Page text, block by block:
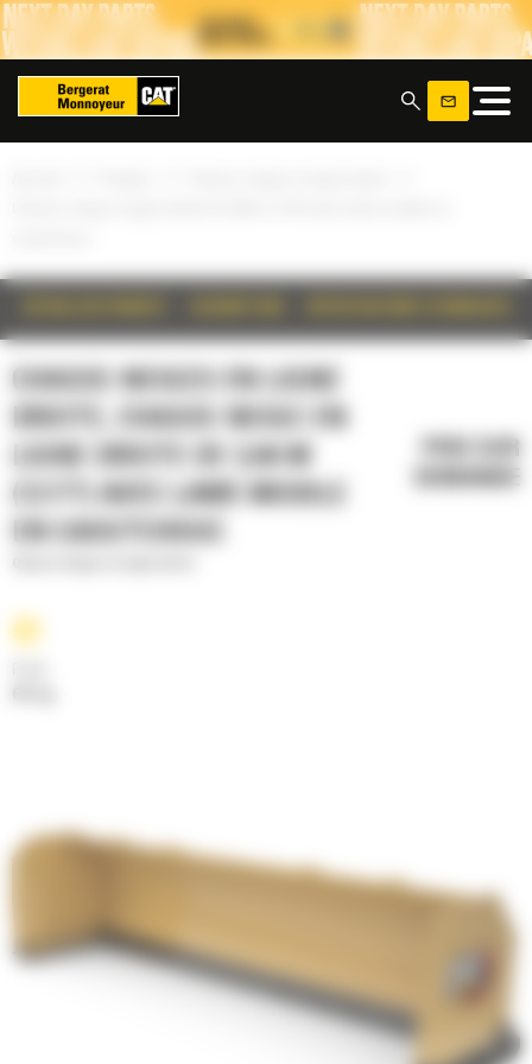
CHASSE-NEIGES EN LIGNE
DROITE, CHASSE-NEIGE EN
LIGNE DROITE DE 3,66 M
(12 FT) AVEC LAME MOBILE
EN CAOUTCHOUC
Panneau de gestion des cookies